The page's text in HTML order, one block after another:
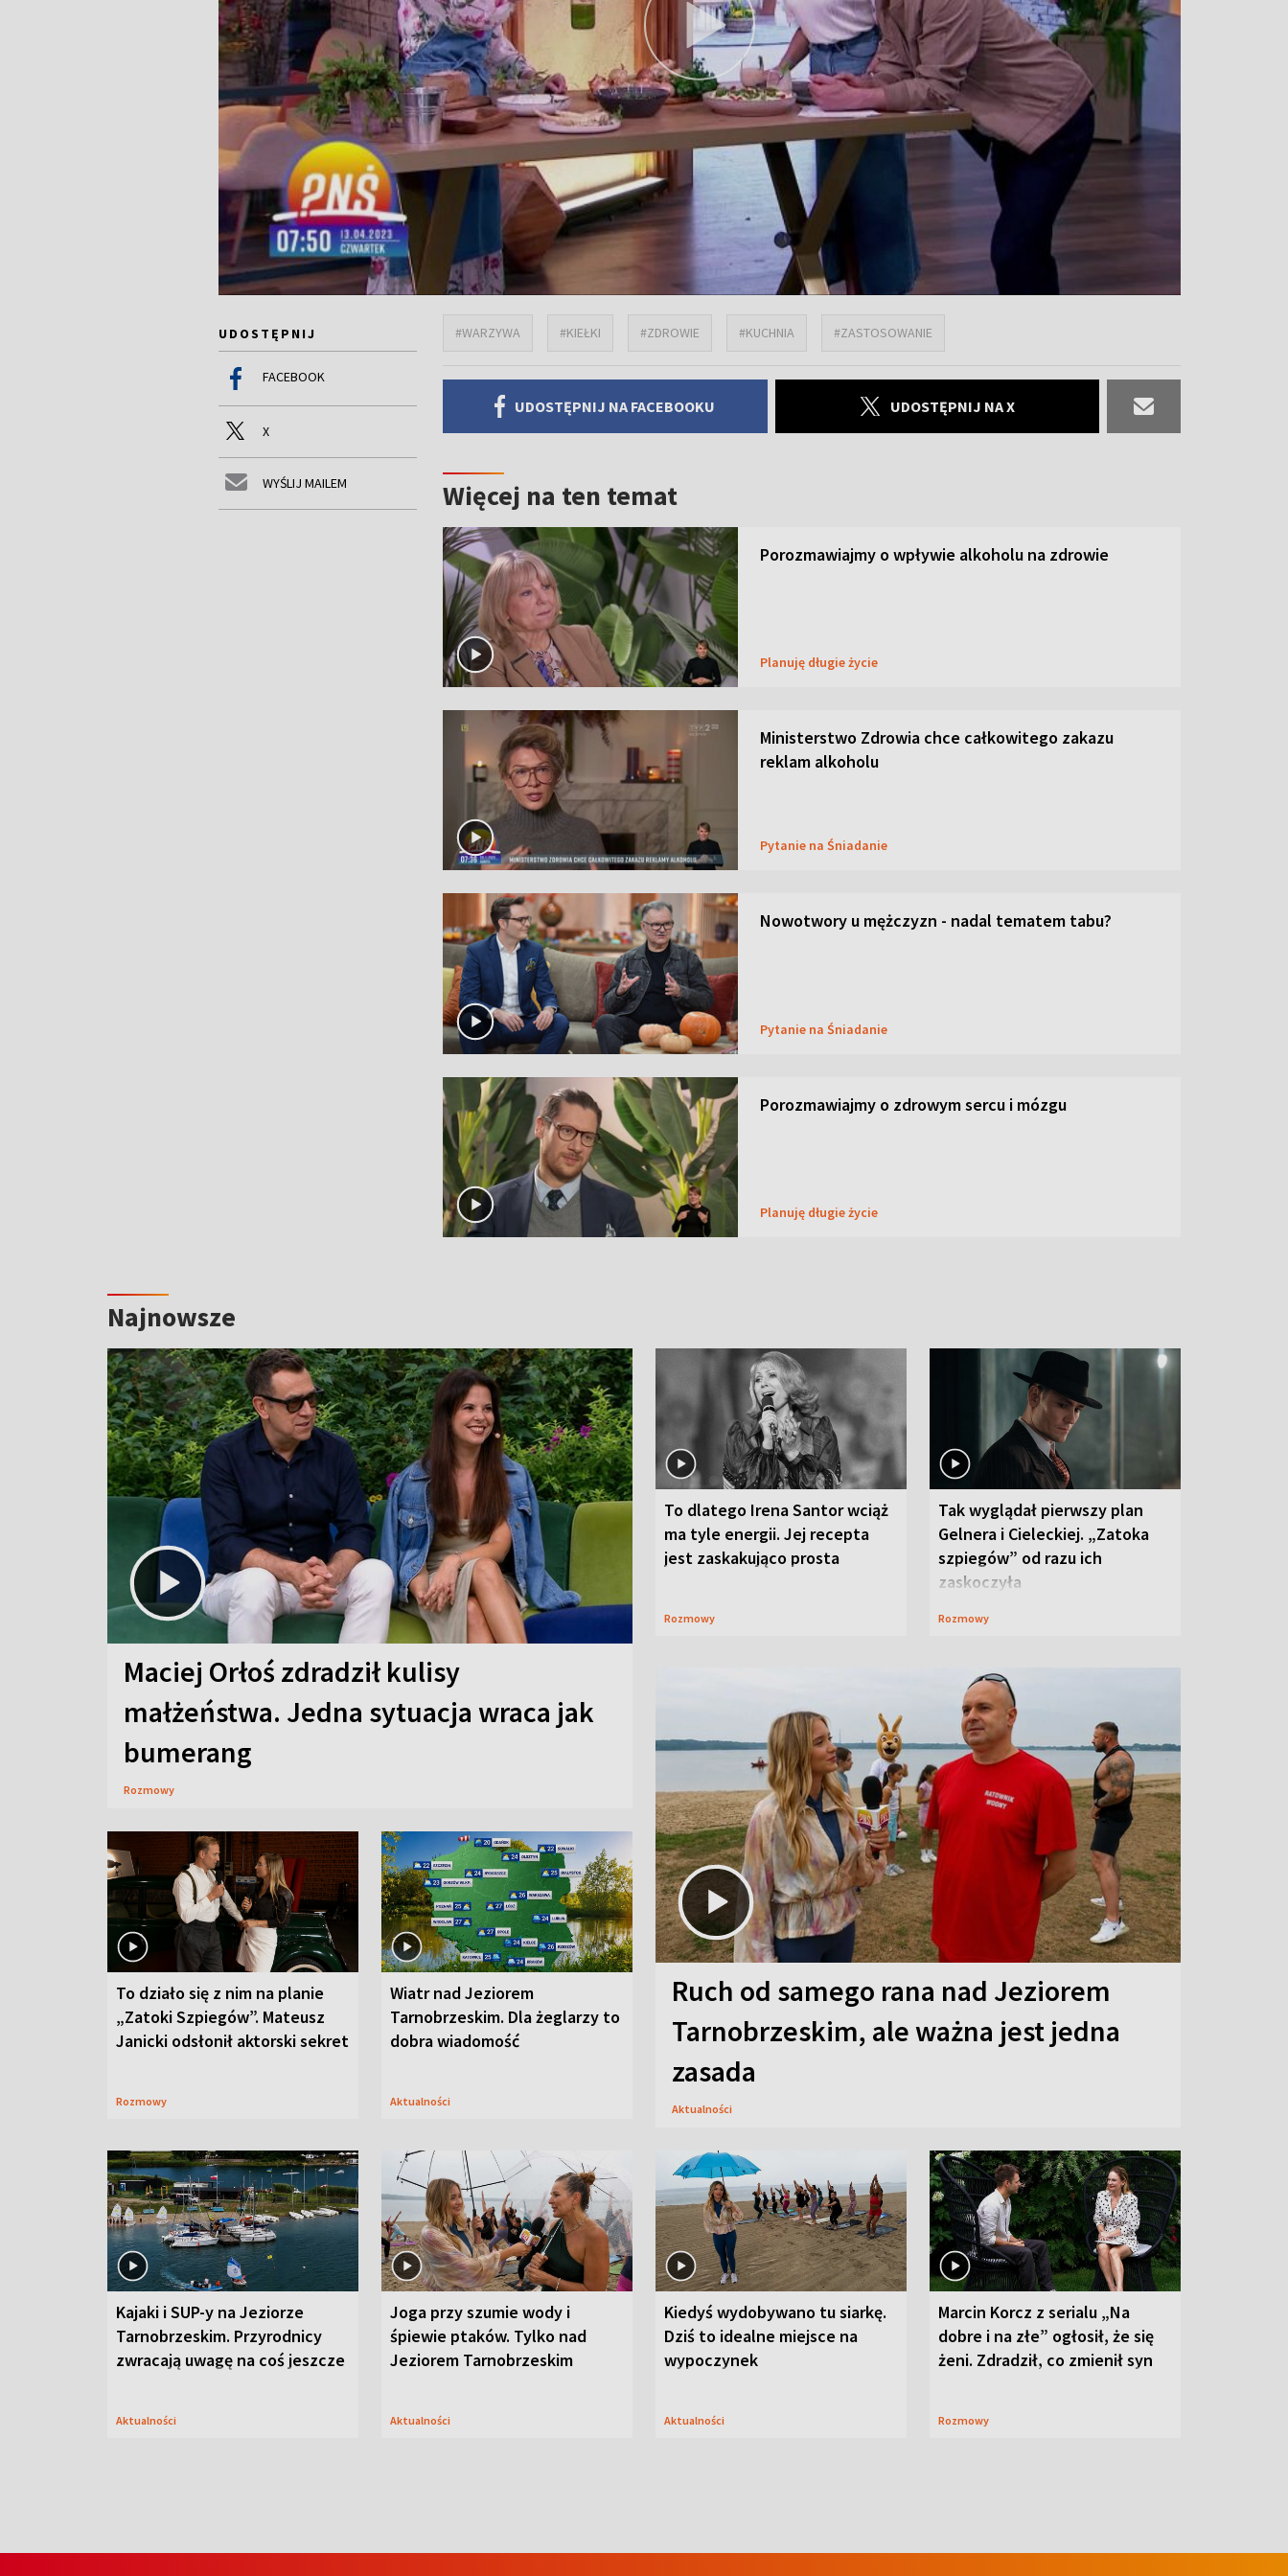
UDOSTĘPNIJ
FACEBOOK
X
WYŚLIJ MAILEM
#WARZYWA #KIEŁKI #ZDROWIE #KUCHNIA #ZASTOSOWANIE
UDOSTĘPNIJ NA FACEBOOKU UDOSTĘPNIJ NA X
Więcej na ten temat
Porozmawiajmy o wpływie alkoholu na zdrowie
Planuję długie życie
Ministerstwo Zdrowia chce całkowitego zakazu
reklam alkoholu
Pytanie na Śniadanie
Nowotwory u mężczyzn - nadal tematem tabu?
Pytanie na Śniadanie
Porozmawiajmy o zdrowym sercu i mózgu
Planuję długie życie
Najnowsze
Maciej Orłoś zdradził kulisy
małżeństwa. Jedna sytuacja wraca jak
bumerang
Rozmowy
To dlatego Irena Santor wciąż
ma tyle energii. Jej recepta
jest zaskakująco prosta
Rozmowy
Tak wyglądał pierwszy plan
Gelnera i Cieleckiej. „Zatoka
szpiegów” od razu ich
zaskoczyła
Rozmowy
To działo się z nim na planie
„Zatoki Szpiegów”. Mateusz
Janicki odsłonił aktorski sekret
Rozmowy
Wiatr nad Jeziorem
Tarnobrzeskim. Dla żeglarzy to
dobra wiadomość
Aktualności
Ruch od samego rana nad Jeziorem
Tarnobrzeskim, ale ważna jest jedna
zasada
Aktualności
Kajaki i SUP-y na Jeziorze
Tarnobrzeskim. Przyrodnicy
zwracają uwagę na coś jeszcze
Aktualności
Joga przy szumie wody i
śpiewie ptaków. Tylko nad
Jeziorem Tarnobrzeskim
Aktualności
Kiedyś wydobywano tu siarkę.
Dziś to idealne miejsce na
wypoczynek
Aktualności
Marcin Korcz z serialu „Na
dobre i na złe” ogłosił, że się
żeni. Zdradził, co zmienił syn
Rozmowy